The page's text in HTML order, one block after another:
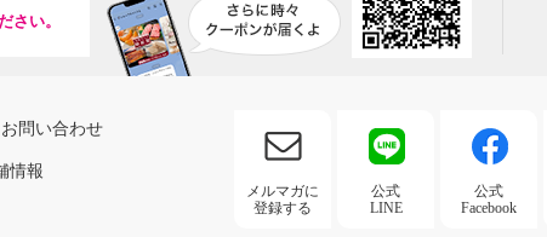
さい。
お問い合わせ
情報
メルマガに
登録する
公式
LINE
公式
Facebook